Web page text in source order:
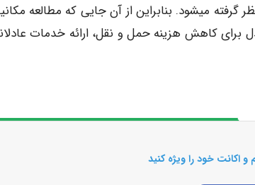
می­شود. بنابراین از آن جایی که مطالعه
کاهش هزینه حمل ‌و نقل، ارائه خدمات
اکانت خود را ویژه کنید